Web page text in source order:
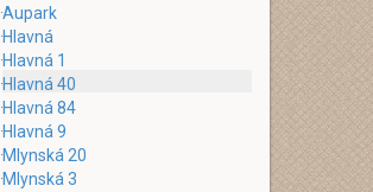
Aupark
Hlavná
Hlavná 1
Hlavná 40
Hlavná 84
Hlavná 9
Mlynská 20
Mlynská 3